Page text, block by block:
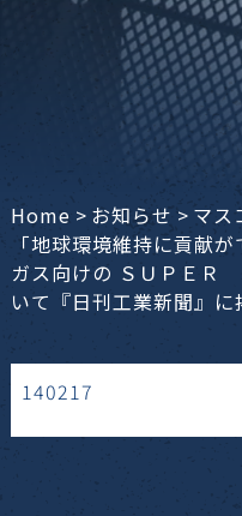
Home > お知らせ > マス
「地球環境維持に貢献
ガス向けの ＳＵＰＥＲ
いて『日刊工業新聞』に
140217